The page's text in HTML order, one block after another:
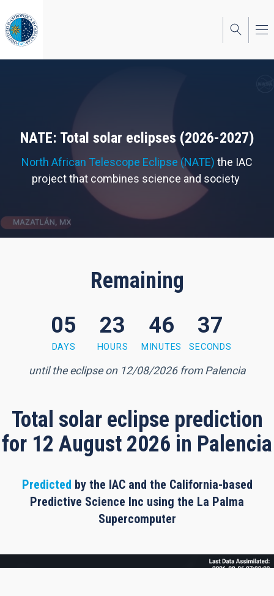
to
main
content
NATE: Total solar eclipses (2026-2027)
North African Telescope Eclipse (NATE) the IAC
project that combines science and society
Remaining
36 seconds
05
DAYS
23
HOURS
46
MINUTES
36
SECONDS
until the eclipse on 12/08/2026 from Palencia
Total solar eclipse prediction
for 12 August 2026 in Palencia
Predicted by the IAC and the California-based
Predictive Science Inc using the La Palma
Supercomputer